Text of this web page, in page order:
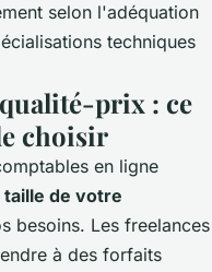
selon l'adéquation
techniques
prix : ce
choisir
en ligne
taille de votre
besoins. Les freelances
à des forfaits